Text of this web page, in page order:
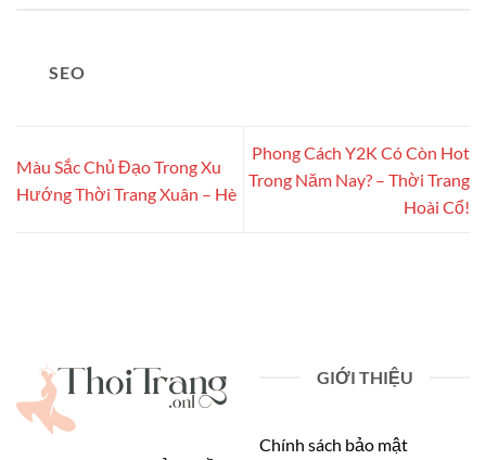
SEO
Màu Sắc Chủ Đạo Trong Xu
Hướng Thời Trang Xuân – Hè
Phong Cách Y2K Có Còn Hot
Trong Năm Nay? – Thời Trang
Hoài Cổ!
GIỚI THIỆU
Chính sách bảo mật